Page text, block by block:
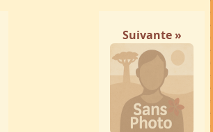
Suivante »